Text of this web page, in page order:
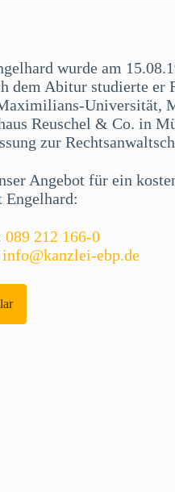
wurde am
dem Abitur studierte er
Universität,
Reuschel & Co. in
zur
Angebot für ein
Engelhard:
089 212 166-0
info@kanzlei-ebp.de